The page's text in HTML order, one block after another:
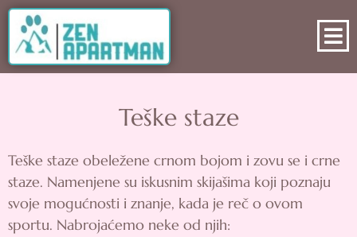
Teške staze
Teške staze obeležene crnom bojom i zovu se i crne
staze. Namenjene su iskusnim skijašima koji poznaju
svoje mogućnosti i znanje, kada je reč o ovom
sportu. Nabrojaćemo neke od njih: